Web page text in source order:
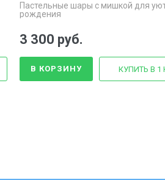
Пастельные шары с мишкой для
рождения
3 300 руб.
В КОРЗИНУ КУПИТЬ В 1